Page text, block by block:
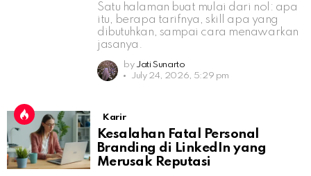
Satu halaman buat mulai dari nol: apa
itu, berapa tarifnya, skill apa yang
dibutuhkan, sampai cara menawarkan
jasanya.
by Jati Sunarto
July 24, 2026, 5:29 pm
Karir
Kesalahan Fatal Personal
Branding di LinkedIn yang
Merusak Reputasi